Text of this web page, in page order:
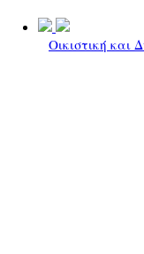
Οικιστική και